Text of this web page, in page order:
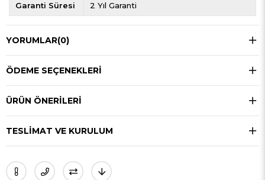
Garanti Süresi 2 Yıl Garanti
YORUMLAR(0)
ÖDEME SEÇENEKLERI
ÜRÜN ÖNERILERI
TESLIMAT VE KURULUM